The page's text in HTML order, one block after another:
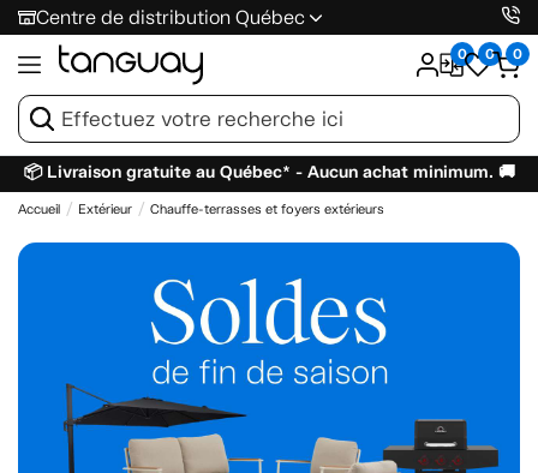
Centre de distribution Québec
0 0 0
📦 Livraison gratuite au Québec* - Aucun achat minimum. 🚚
Accueil Extérieur Chauffe-terrasses et foyers extérieurs